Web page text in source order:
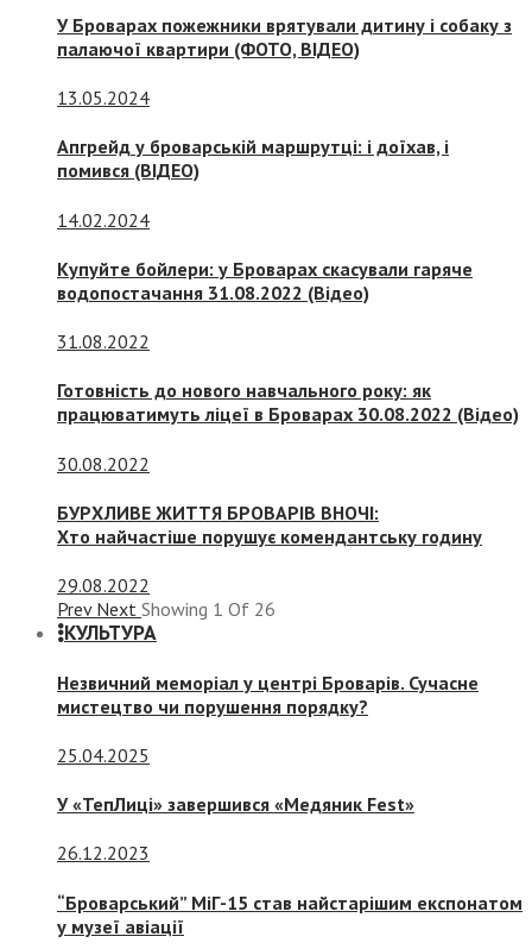
У Броварах пожежники врятували дитину і собаку з
палаючої квартири (ФОТО, ВІДЕО)
13.05.2024
Апгрейд у броварській маршрутці: і доїхав, і
помився (ВІДЕО)
14.02.2024
Купуйте бойлери: у Броварах скасували гаряче
водопостачання 31.08.2022 (Відео)
31.08.2022
Готовність до нового навчального року: як
працюватимуть ліцеї в Броварах 30.08.2022 (Відео)
30.08.2022
БУРХЛИВЕ ЖИТТЯ БРОВАРІВ ВНОЧІ:
Хто найчастіше порушує комендантську годину
29.08.2022
Prev Next Showing 1 Of 26
КУЛЬТУРА
Незвичний меморіал у центрі Броварів. Сучасне
мистецтво чи порушення порядку?
25.04.2025
У «ТепЛиці» завершився «Медяник Fest»
26.12.2023
“Броварський” МіГ-15 став найстарішим експонатом
у музеї авіації